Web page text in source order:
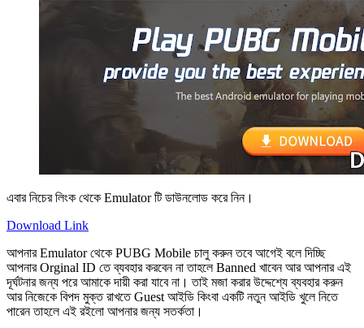
এবার নিচের লিংক থেকে Emulator টি ডাউনলোড করে নিন।
Download Link
আপনার Emulator থেকে PUBG Mobile চালু করুন তবে আগেই বলে দিচ্ছি
আপনার Orginal ID তে ব্যবহার করবেন না তাহলে Banned খাবেন আর আপনার এই
দূর্ঘটনার জন্য পরে আমাকে দায়ী করা যাবে না। তাই মজা করার উদ্দেশ্যে ব্যবহার করুন
আর নিজেকে বিপদ মুক্ত রাখতে Guest আইডি কিংবা একটি নতুন আইডি খুলে নিতে
পারেন তাহলে এই রইলো আপনার জন্য সতর্কতা।